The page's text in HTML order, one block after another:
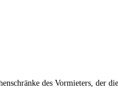
des Vormieters, der